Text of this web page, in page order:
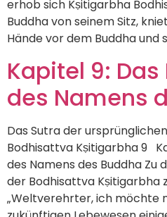
erhob sich Kṣitigarbha
Buddha von seinem Sitz,
Hände vor dem Buddha und
Kapitel 9:
des Namens
Das Sutra der
Bodhisattva Kṣitigarbha 9
des Namens des Buddha
der Bodhisattva Kṣitigarbha
„Weltverehrter, ich möchte